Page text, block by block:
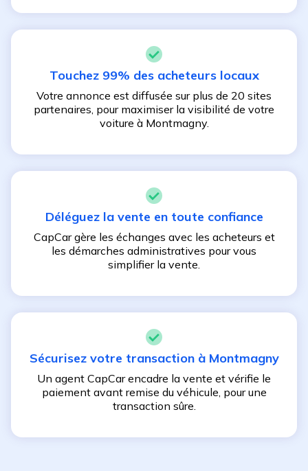
Touchez 99% des acheteurs locaux
Votre annonce est diffusée sur plus de 20 sites
partenaires, pour maximiser la visibilité de votre
voiture à Montmagny.
Déléguez la vente en toute confiance
CapCar gère les échanges avec les acheteurs et
les démarches administratives pour vous
simplifier la vente.
Sécurisez votre transaction à Montmagny
Un agent CapCar encadre la vente et vérifie le
paiement avant remise du véhicule, pour une
transaction sûre.